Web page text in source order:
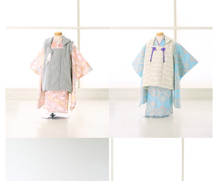
ドレスやスーツは派手すぎず、シンプルで上品なデザインを中心にセレ
クトしています。
最寄り駅は小田急線・代々木上原駅と東北沢駅。代々木上原・渋谷エリ
アはもちろん新宿、世田谷区・下北沢エリア、目黒区からもアクセスが
良く、七五三やお宮参り、バースデーフォト、家族写真を撮影されるご
家族に多くご利用いただいています。駐車場も店舗前に完備しておりま
＜写真館スタジオポストについて＞
こと。そしてそれが皆様の宝物の一枚になることです。